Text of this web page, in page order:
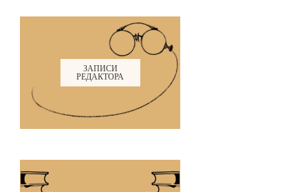
ЗАПИСИ
РЕДАКТОРА